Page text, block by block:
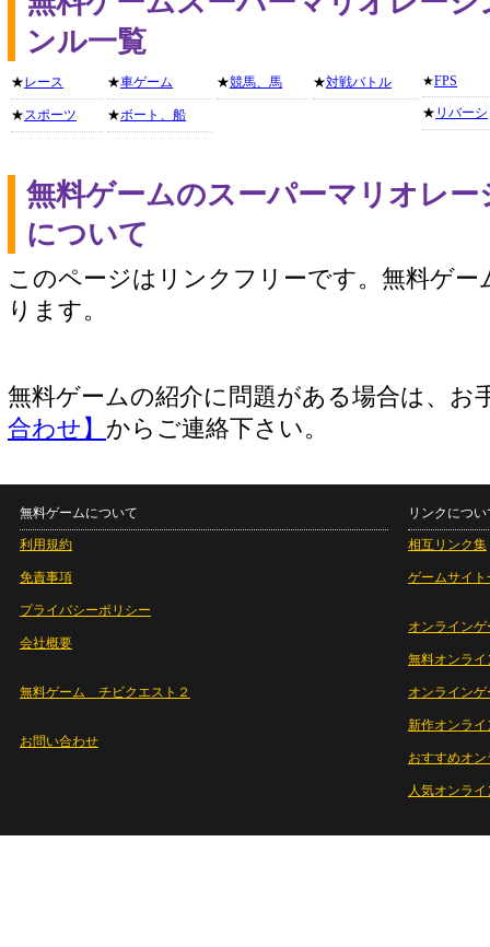
ンル一覧
★レース
★スポーツ
★車ゲーム
★ボート、船
★競馬、馬 ★対戦バトル ★FPS
★ リバーシ
無料ゲームのスーパーマリオレ
について
このページはリンクフリーです。無料ゲー
ります。
無料ゲームの紹介に問題がある場合は、お
合わせ】 からご連絡下さい。
無料ゲームについて
利用規約
免責事項
プライバシーポリシー
会社概要
無料ゲーム チビクエスト２
お問い合わせ
リンクについ
相互リンク集
ゲームサイト
オンラインゲ
無料オンライ
オンライン
新作オンライ
おすすめオ
人気オンラ